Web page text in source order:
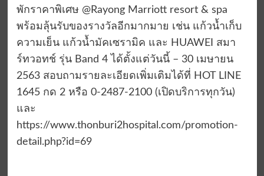
พักราคาพิเศษ @Rayong Marriott resort & spa
พร้อมลุ้นรับของรางวัลอีกมากมาย เช่น แก้วน้ำเก็บ
ความเย็น แก้วน้ำมัคเซรามิค และ HUAWEI สมา
ร์ทวอทช์ รุ่น Band 4 ได้ตั้งแต่วันนี้ – 30 เมษายน
2563 สอบถามรายละเอียดเพิ่มเติมได้ที่ HOT LINE
1645 กด 2 หรือ 0-2487-2100 (เปิดบริการทุกวัน)
และ
https://www.thonburi2hospital.com/promotion-
detail.php?id=69